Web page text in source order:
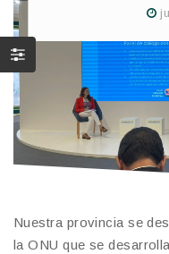
Nuestra provincia se
la ONU que se